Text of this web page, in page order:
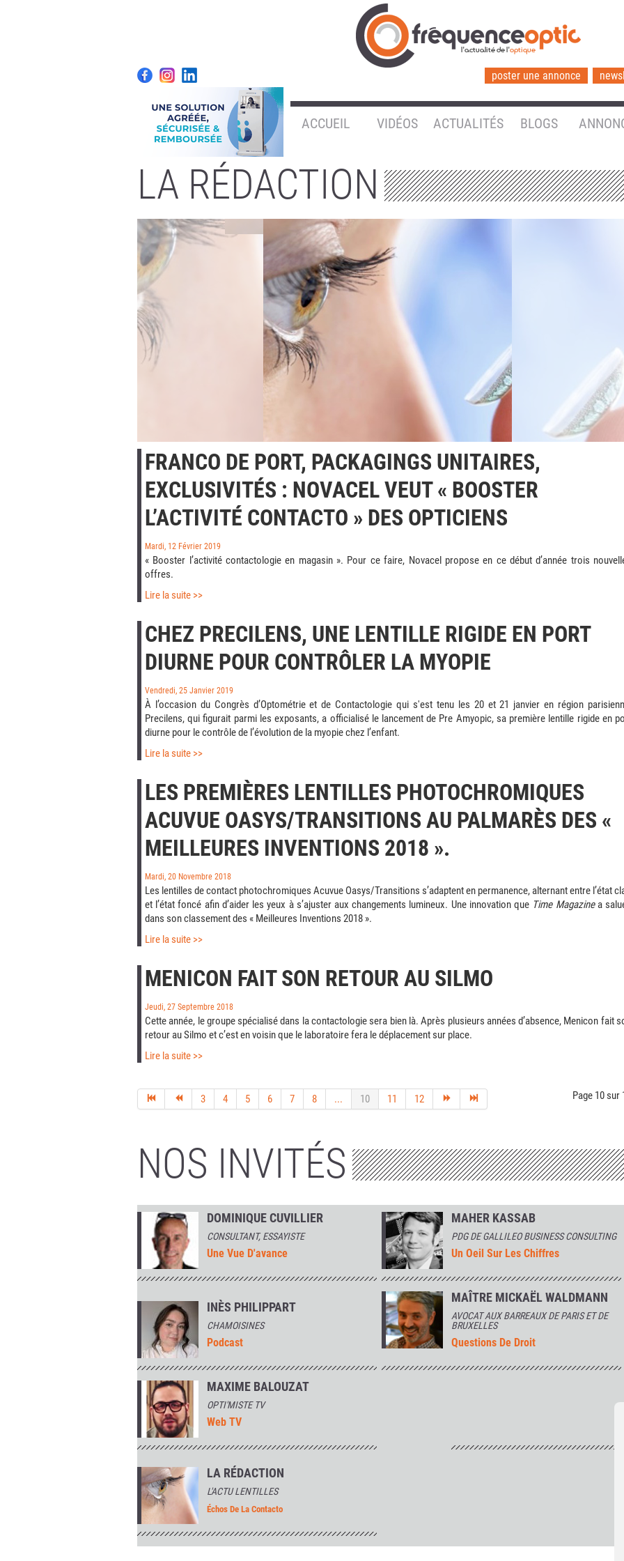
l'actualité de l'optique
poster une annonce
ACCUEIL VIDÉOS ACTUALITÉS BLOGS
LA RÉDACTION
FRANCO DE PORT, PACKAGINGS UNITAIRES,
EXCLUSIVITÉS : NOVACEL VEUT « BOOSTER
L’ACTIVITÉ CONTACTO » DES OPTICIENS
Mardi, 12 Février 2019
« Booster l’activité contactologie en magasin ». Pour ce faire, Novacel propose en ce début d’année trois
offres.
Lire la suite >>
CHEZ PRECILENS, UNE LENTILLE RIGIDE EN PORT
DIURNE POUR CONTRÔLER LA MYOPIE
Vendredi, 25 Janvier 2019
À l’occasion du Congrès d’Optométrie et de Contactologie qui s'est tenu les 20 et 21 janvier en région
Precilens, qui figurait parmi les exposants, a officialisé le lancement de Pre Amyopic, sa première lentille rigide en
diurne pour le contrôle de l’évolution de la myopie chez l’enfant.
Lire la suite >>
LES PREMIÈRES LENTILLES PHOTOCHROMIQUES
ACUVUE OASYS/TRANSITIONS AU PALMARÈS DES «
MEILLEURES INVENTIONS 2018 ».
Mardi, 20 Novembre 2018
Les lentilles de contact photochromiques Acuvue Oasys/Transitions s’adaptent en permanence, alternant entre l’état
et l’état foncé afin d’aider les yeux à s’ajuster aux changements lumineux. Une innovation que Time Magazinea
dans son classement des « Meilleures Inventions 2018 ».
Lire la suite >>
MENICON FAIT SON RETOUR AU SILMO
Jeudi, 27 Septembre 2018
Cette année, le groupe spécialisé dans la contactologie sera bien là. Après plusieurs années d’absence, Menicon fait
retour au Silmo et c’est en voisin que le laboratoire fera le déplacement sur place.
Lire la suite >>
Page 10 sur
3 4 5 6 7 8 ... 10 11 12
NOS INVITÉS
DOMINIQUE CUVILLIER
CONSULTANT, ESSAYISTE
Une Vue D'avance
MAHER KASSAB
PDG DE GALLILEO BUSINESS CONSULTING
Un Oeil Sur Les Chiffres
INÈS PHILIPPART
CHAMOISINES
Podcast
MAÎTRE MICKAËL WALDMANN
AVOCAT AUX BARREAUX DE PARIS ET DE
BRUXELLES
Questions De Droit
MAXIME BALOUZAT
OPTI'MISTE TV
Web TV
LA RÉDACTION
L'ACTU LENTILLES
Échos De La Contacto